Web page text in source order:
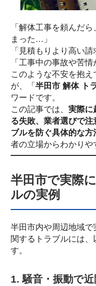
「解体工事を頼んだ
まった…」
「見積もりより高い請
「工事中の事故や苦
このような不安を抱
が、「半田市 解体 ト
ワードです。
この記事では、 実際に
る失敗、業者選びで
ブルを防ぐ具体的な方
者の立場からわかりや
半田市で実際
ルの実例
半田市内や周辺地域
関するトラブルには
す。
1. 騒音・振動で